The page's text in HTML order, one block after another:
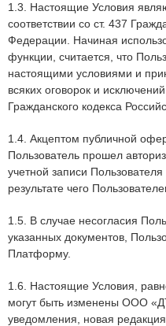
1.3. Настоящие Условия
соответствии со ст. 437
Федерации. Начиная
функции, считается, что
настоящими условиями и
всяких оговорок и
Гражданского кодекса
1.4. Акцептом публичной
Пользователь прошел
учетной записи
результате чего
1.5. В случае несогласия
указанных документов,
Платформу.
1.6. Настоящие Условия,
могут быть изменены ООО
уведомления, новая